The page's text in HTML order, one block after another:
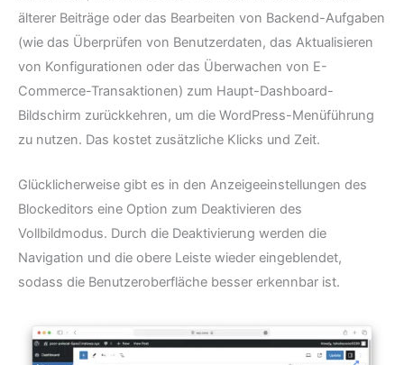
älterer Beiträge oder das Bearbeiten von Backend-Aufgaben
(wie das Überprüfen von Benutzerdaten, das Aktualisieren
von Konfigurationen oder das Überwachen von E-
Commerce-Transaktionen) zum Haupt-Dashboard-
Bildschirm zurückkehren, um die WordPress-Menüführung
zu nutzen. Das kostet zusätzliche Klicks und Zeit.
Glücklicherweise gibt es in den Anzeigeeinstellungen des
Blockeditors eine Option zum Deaktivieren des
Vollbildmodus. Durch die Deaktivierung werden die
Navigation und die obere Leiste wieder eingeblendet,
sodass die Benutzeroberfläche besser erkennbar ist.